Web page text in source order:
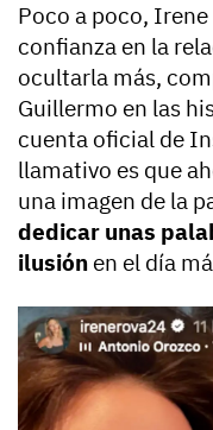
Poco a poco,
confianza en la
ocultarla más,
Guillermo en las
cuenta oficial de
llamativo es que
una imagen de la
dedicar unas
ilusión en el día